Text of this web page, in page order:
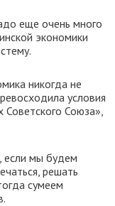
еще очень много
экономики
никогда не
условия
Советского Союза»,
если мы будем
решать
сумеем